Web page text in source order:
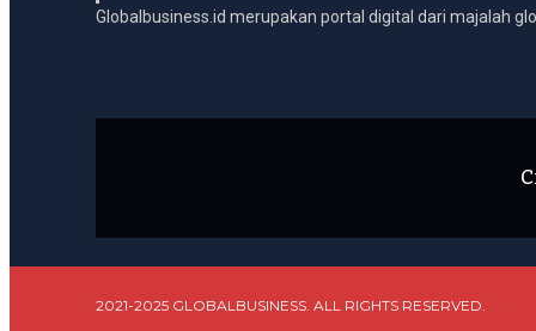
Globalbusiness.id merupakan portal digital dari majalah
2021-2025 GLOBALBUSINESS. ALL RIGHTS RESERVED.